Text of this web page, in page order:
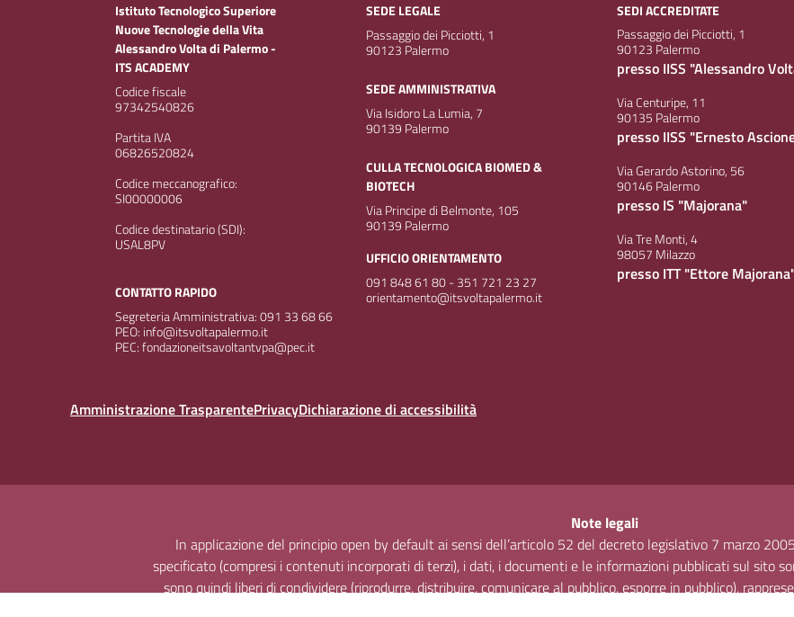
Istituto Tecnologico Superiore
Nuove Tecnologie della Vita
Alessandro Volta di Palermo -
ITS ACADEMY
Codice fiscale
97342540826
Partita IVA
06826520824
Codice meccanografico:
SI00000006
Codice destinatario (SDI):
USAL8PV
CONTATTO RAPIDO
Segreteria Amministrativa: 091 33 68 66
PEO: info@itsvoltapalermo.it
PEC: fondazioneitsavoltantvpa@pec.it
SEDE LEGALE
Passaggio dei Picciotti, 1
90123 Palermo
SEDE AMMINISTRATIVA
Via Isidoro La Lumia, 7
90139 Palermo
CULLA TECNOLOGICA BIOMED &
BIOTECH
Via Principe di Belmonte, 105
90139 Palermo
UFFICIO ORIENTAMENTO
091 848 61 80 - 351 721 23 27
orientamento@itsvoltapalermo.it
SEDI ACCREDITATE
Passaggio dei Picciotti, 1
90123 Palermo
presso IISS "Alessandro
Via Centuripe, 11
90135 Palermo
presso IISS "Ernesto
Via Gerardo Astorino, 56
90146 Palermo
presso IS "Majorana"
Via Tre Monti, 4
98057 Milazzo
presso ITT "Ettore
Amministrazione TrasparentePrivacyDichiarazione di accessibilità
Note legali
In applicazione del principio open by default ai sensi dell’articolo 52 del decreto legislativo 7 marzo
specificato (compresi i contenuti incorporati di terzi), i dati, i documenti e le informazioni pubblicati sul sito
sono quindi liberi di condividere (riprodurre, distribuire, comunicare al pubblico, esporre in pubblico),